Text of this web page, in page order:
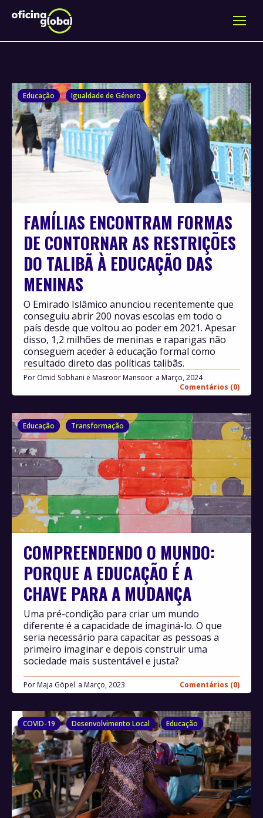
Educação Igualdade de Género
FAMÍLIAS ENCONTRAM FORMAS
DE CONTORNAR AS RESTRIÇÕES
DO TALIBÃ À EDUCAÇÃO DAS
MENINAS
Por Omid Sobhani e Masroor Mansoor
Março, 2024
Comentários (0)
O Emirado Islâmico anunciou recentemente que
conseguiu abrir 200 novas escolas em todo o
país desde que voltou ao poder em 2021. Apesar
disso, 1,2 milhões de meninas e raparigas não
conseguem aceder à educação formal como
resultado direto das políticas talibãs.
Educação Transformação
COMPREENDENDO O MUNDO:
PORQUE A EDUCAÇÃO É A
CHAVE PARA A MUDANÇA
Por Maja Göpel Março, 2023 Comentários (0)
Uma pré-condição para criar um mundo
diferente é a capacidade de imaginá-lo. O que
seria necessário para capacitar as pessoas a
primeiro imaginar e depois construir uma
sociedade mais sustentável e justa?
COVID-19 Desenvolvimento Local Educação